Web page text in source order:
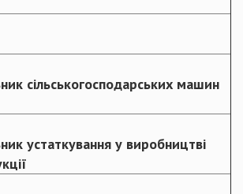
сільськогосподарських машин
устаткування у виробництві